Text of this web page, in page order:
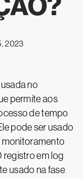
2023
no
permite aos
de tempo
pode ser usado
monitoramento
registro em log
usado na fase